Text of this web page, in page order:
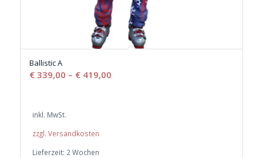
Ballistic A
€339,00 – €419,00
inkl. MwSt.
zzgl. Versandkosten
Lieferzeit: 2 Wochen